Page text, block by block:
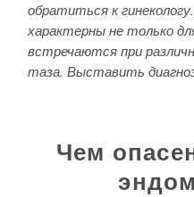
обратиться к
характерны не только
встречаются при
таза. Выставить
Чем